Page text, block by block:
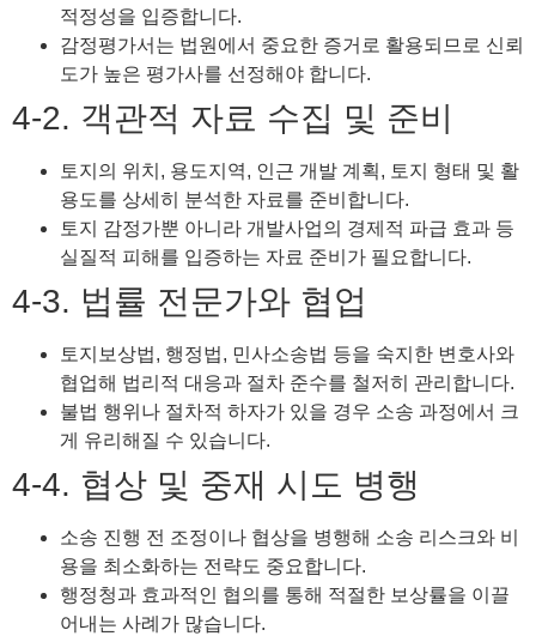
적정성을 입증합니다.
감정평가서는 법원에서 중요한 증거로 활용되므로 신뢰
도가 높은 평가사를 선정해야 합니다.
4-2. 객관적 자료 수집 및 준비
토지의 위치, 용도지역, 인근 개발 계획, 토지 형태 및 활
용도를 상세히 분석한 자료를 준비합니다.
토지 감정가뿐 아니라 개발사업의 경제적 파급 효과 등
실질적 피해를 입증하는 자료 준비가 필요합니다.
4-3. 법률 전문가와 협업
토지보상법, 행정법, 민사소송법 등을 숙지한 변호사와
협업해 법리적 대응과 절차 준수를 철저히 관리합니다.
불법 행위나 절차적 하자가 있을 경우 소송 과정에서 크
게 유리해질 수 있습니다.
4-4. 협상 및 중재 시도 병행
소송 진행 전 조정이나 협상을 병행해 소송 리스크와 비
용을 최소화하는 전략도 중요합니다.
행정청과 효과적인 협의를 통해 적절한 보상률을 이끌
어내는 사례가 많습니다.